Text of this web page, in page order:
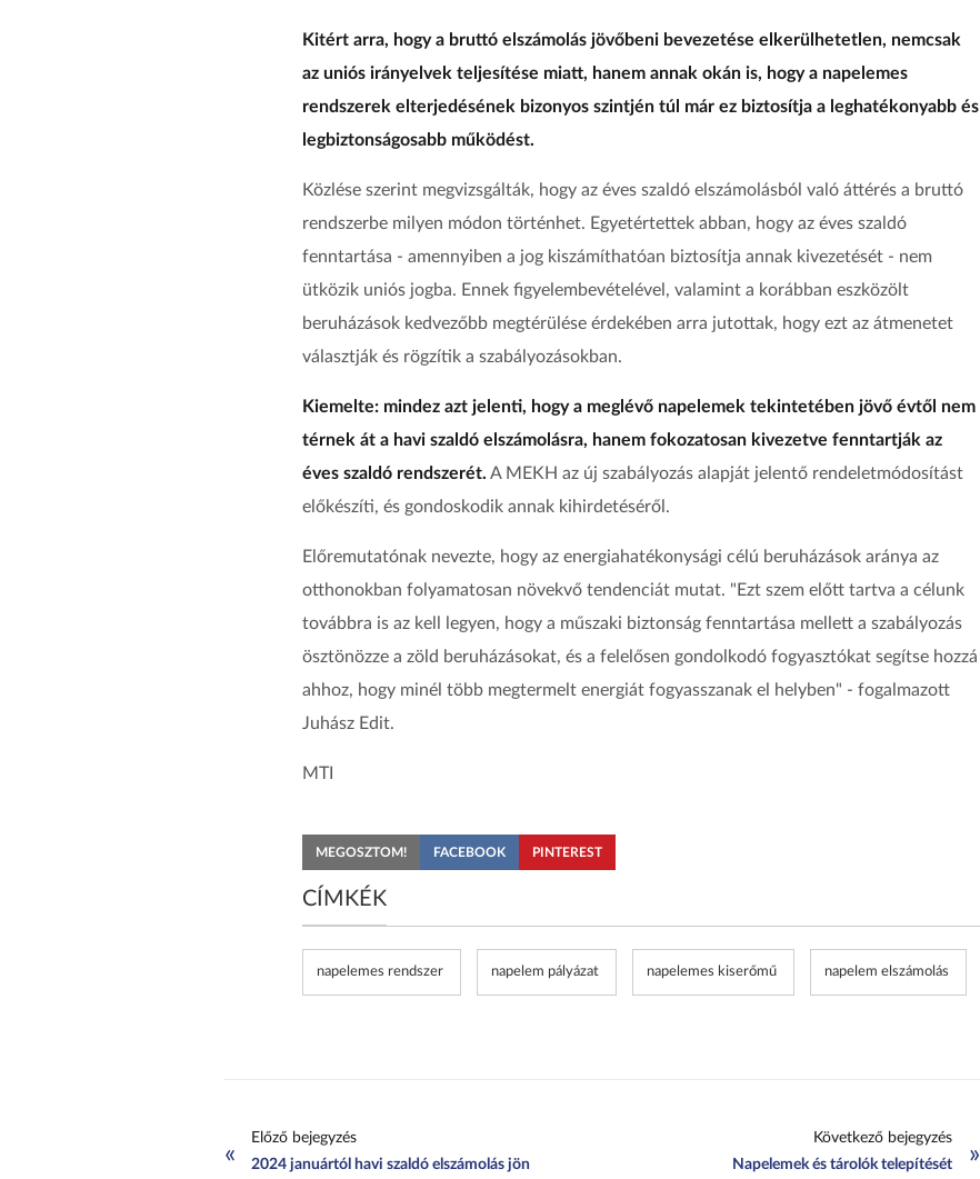
Kitért arra, hogy a bruttó elszámolás jövőbeni bevezetése elkerülhetetlen, nemcsak
az uniós irányelvek teljesítése miatt, hanem annak okán is, hogy a napelemes
rendszerek elterjedésének bizonyos szintjén túl már ez biztosítja a leghatékonyabb és
legbiztonságosabb működést.
Közlése szerint megvizsgálták, hogy az éves szaldó elszámolásból való áttérés a bruttó
rendszerbe milyen módon történhet. Egyetértettek abban, hogy az éves szaldó
fenntartása - amennyiben a jog kiszámíthatóan biztosítja annak kivezetését - nem
ütközik uniós jogba. Ennek figyelembevételével, valamint a korábban eszközölt
beruházások kedvezőbb megtérülése érdekében arra jutottak, hogy ezt az átmenetet
választják és rögzítik a szabályozásokban.
Kiemelte: mindez azt jelenti, hogy a meglévő napelemek tekintetében jövő évtől nem
térnek át a havi szaldó elszámolásra, hanem fokozatosan kivezetve fenntartják az
éves szaldó rendszerét. A MEKH az új szabályozás alapját jelentő rendeletmódosítást
előkészíti, és gondoskodik annak kihirdetéséről.
Előremutatónak nevezte, hogy az energiahatékonysági célú beruházások aránya az
otthonokban folyamatosan növekvő tendenciát mutat. "Ezt szem előtt tartva a célunk
továbbra is az kell legyen, hogy a műszaki biztonság fenntartása mellett a szabályozás
ösztönözze a zöld beruházásokat, és a felelősen gondolkodó fogyasztókat segítse hozzá
ahhoz, hogy minél több megtermelt energiát fogyasszanak el helyben" - fogalmazott
Juhász Edit.
MTI
MEGOSZTOM! FACEBOOK PINTEREST
CÍMKÉK
napelemes rendszer napelem pályázat napelemes kiserőmű napelem elszámolás
«
Előző bejegyzés
2024 januártól havi szaldó elszámolás jön
»
Következő bejegyzés
Napelemek és tárolók telepítését